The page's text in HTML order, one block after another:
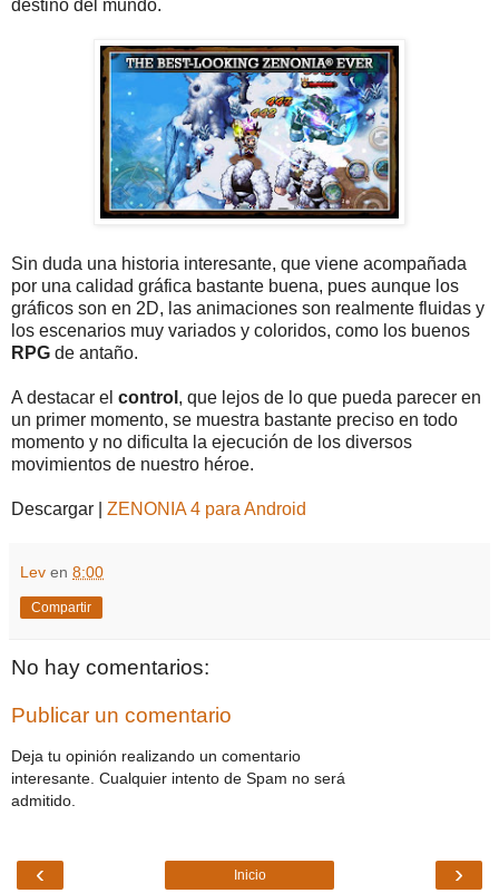
destino del mundo.
Sin duda una historia interesante, que viene acompañada
por una calidad gráfica bastante buena, pues aunque los
gráficos son en 2D, las animaciones son realmente fluidas y
los escenarios muy variados y coloridos, como los buenos
RPG de antaño.
A destacar el control , que lejos de lo que pueda parecer en
un primer momento, se muestra bastante preciso en todo
momento y no dificulta la ejecución de los diversos
movimientos de nuestro héroe.
Descargar | ZENONIA 4 para Android
Lev en 8:00
Compartir
No hay comentarios:
Publicar un comentario
Deja tu opinión realizando un comentario
interesante. Cualquier intento de Spam no será
admitido.
‹ ›
Inicio